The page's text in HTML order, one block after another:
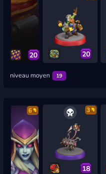
20 20
niveau moyen 19
6 3
18